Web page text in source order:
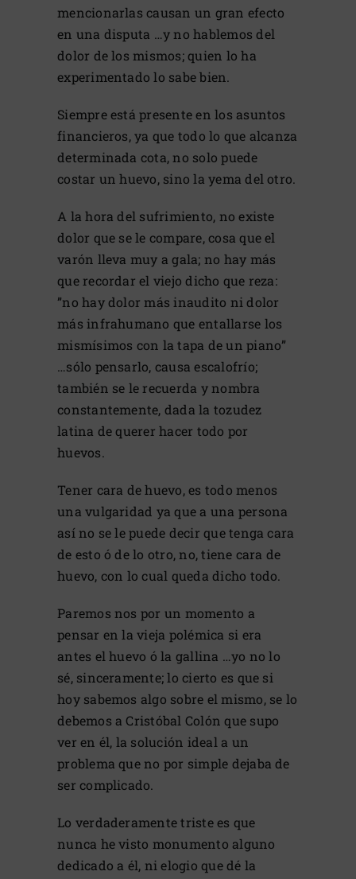
mencionarlas causan un gran efecto
en una disputa …y no hablemos del
dolor de los mismos; quien lo ha
experimentado lo sabe bien.
Siempre está presente en los asuntos
financieros, ya que todo lo que alcanza
determinada cota, no solo puede
costar un huevo, sino la yema del otro.
A la hora del sufrimiento, no existe
dolor que se le compare, cosa que el
varón lleva muy a gala; no hay más
que recordar el viejo dicho que reza:
”no hay dolor más inaudito ni dolor
más infrahumano que entallarse los
mismísimos con la tapa de un piano”
…sólo pensarlo, causa escalofrío;
también se le recuerda y nombra
constantemente, dada la tozudez
latina de querer hacer todo por
huevos.
Tener cara de huevo, es todo menos
una vulgaridad ya que a una persona
así no se le puede decir que tenga cara
de esto ó de lo otro, no, tiene cara de
huevo, con lo cual queda dicho todo.
Paremos nos por un momento a
pensar en la vieja polémica si era
antes el huevo ó la gallina …yo no lo
sé, sinceramente; lo cierto es que si
hoy sabemos algo sobre el mismo, se lo
debemos a Cristóbal Colón que supo
ver en él, la solución ideal a un
problema que no por simple dejaba de
ser complicado.
Lo verdaderamente triste es que
nunca he visto monumento alguno
dedicado a él, ni elogio que dé la